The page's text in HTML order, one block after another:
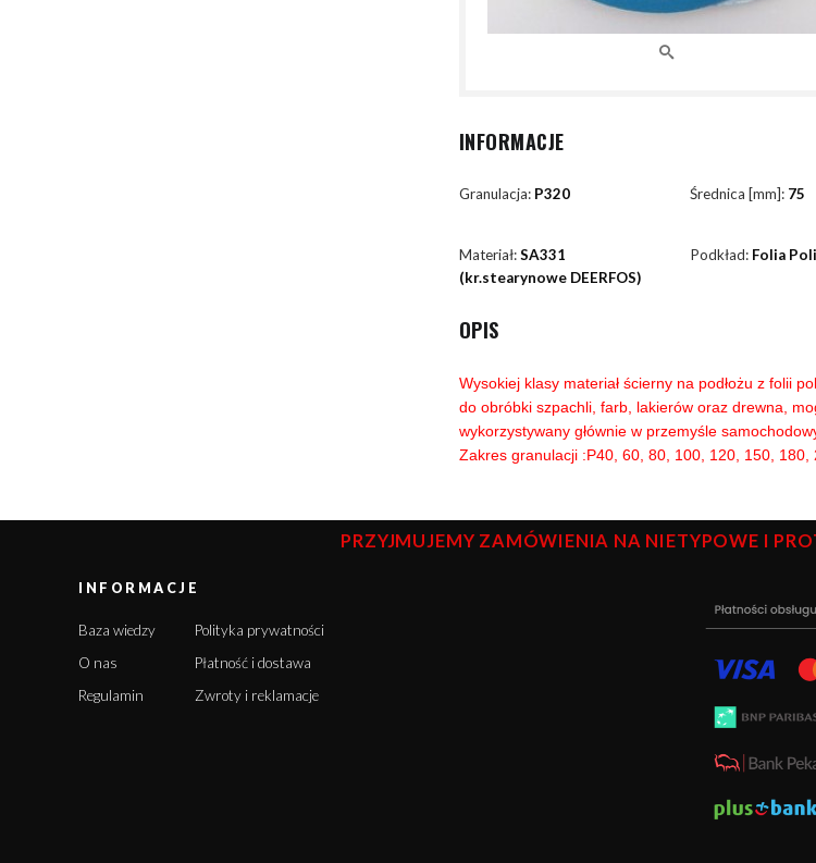
INFORMACJE
Granulacja: P320 Średnica [mm]: 75
Materiał:SA331
(kr.stearynowe DEERFOS)
Podkład: Folia
OPIS
Wysokiej klasy materiał ścierny na podłożu z folii
do obróbki szpachli, farb, lakierów oraz drewna,
wykorzystywany głównie w przemyśle
Zakres granulacji :P40, 60, 80, 100, 120, 150,
PRZYJMUJEMY ZAMÓWIENIA NA NIETYPOWE I
INFORMACJE
Baza wiedzy
O nas
Regulamin
Polityka prywatności
Płatność i dostawa
Zwroty i reklamacje